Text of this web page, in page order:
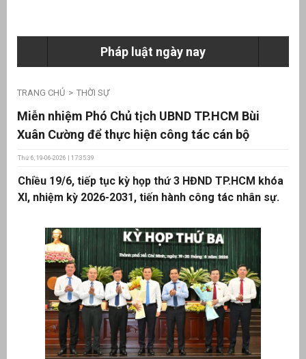
Pháp luật ngày nay
TRANG CHỦ THỜI SỰ
Miễn nhiệm Phó Chủ tịch UBND TP.HCM Bùi
Xuân Cường để thực hiện công tác cán bộ
Thứ 6, 19-06-2026 | 17:35:39
Chiều 19/6, tiếp tục kỳ họp thứ 3 HĐND TP.HCM khóa
XI, nhiệm kỳ 2026-2031, tiến hành công tác nhân sự.